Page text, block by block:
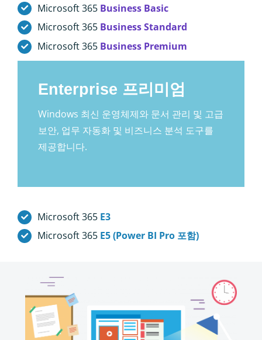
Microsoft 365 Business Basic
Microsoft 365 Business Standard
Microsoft 365 Business Premium
Enterprise 프리미엄
Windows 최신 운영체제와 문서 관리 및 고급
보안, 업무 자동화 및 비즈니스 분석 도구를
제공합니다.
Microsoft 365 E3
Microsoft 365 E5 (Power BI Pro 포함)